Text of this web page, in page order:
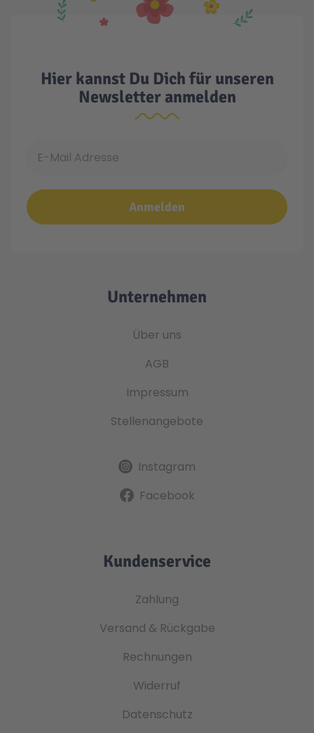
Hier kannst Du Dich für unseren
Newsletter anmelden
Anmelden
Unternehmen
Über uns
AGB
Impressum
Stellenangebote
Instagram
Facebook
Kundenservice
Zahlung
Versand & Rückgabe
Rechnungen
Widerruf
Datenschutz